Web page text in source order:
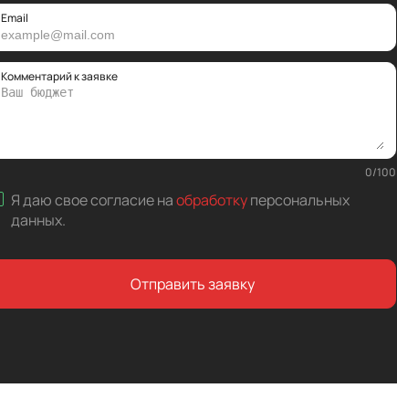
Email
Комментарий к заявке
0/100
Я даю свое согласие наобработкуперсональных
данных.
Отправить заявку